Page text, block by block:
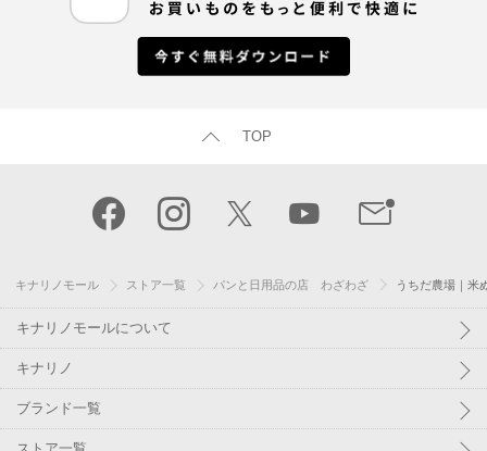
TOP
キナリノモール ストア一覧 パンと日用品の店 わざわざ うちだ農場｜米
キナリノモールについて
キナリノ
ブランド一覧